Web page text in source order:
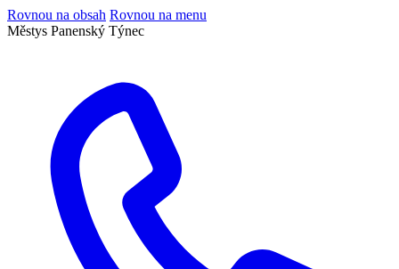
Rovnou na obsah Rovnou na menu
Městys Panenský Týnec